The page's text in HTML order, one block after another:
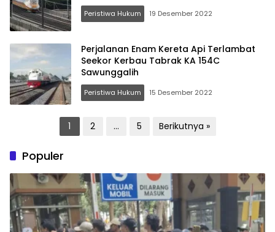
Peristiwa Hukum 19 Desember 2022
Perjalanan Enam Kereta Api Terlambat
Seekor Kerbau Tabrak KA 154C
Sawunggalih
Peristiwa Hukum 15 Desember 2022
1 2 … 5 Berikutnya »
Populer